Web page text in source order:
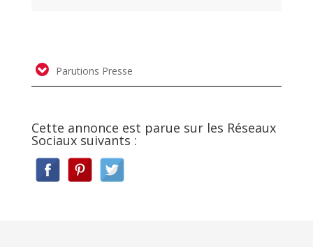
Parutions Presse
Cette annonce est parue sur les Réseaux
Sociaux suivants :